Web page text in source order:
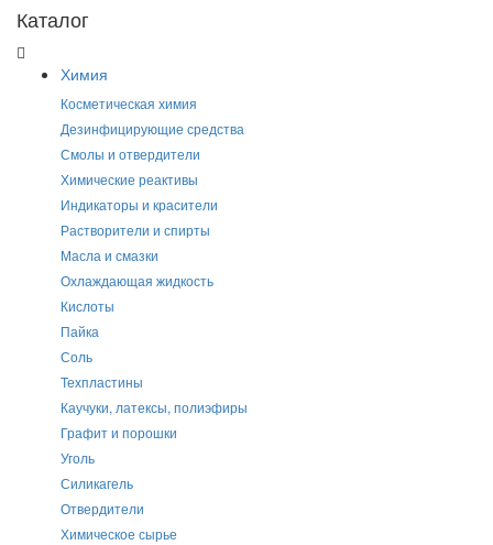
Каталог
Химия
Косметическая химия
Дезинфицирующие средства
Смолы и отвердители
Химические реактивы
Индикаторы и красители
Растворители и спирты
Масла и смазки
Охлаждающая жидкость
Кислоты
Пайка
Соль
Техпластины
Каучуки, латексы, полиэфиры
Графит и порошки
Уголь
Силикагель
Отвердители
Химическое сырье